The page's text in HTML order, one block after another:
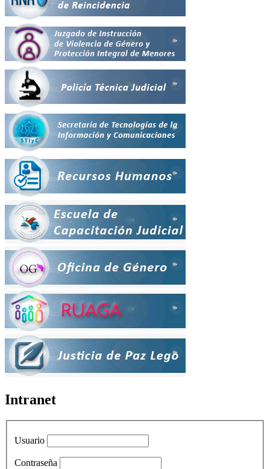
Intranet
Usuario
Contraseña